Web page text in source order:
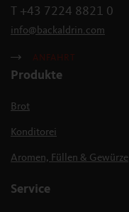
T +43 7224 8821 0
info@ backaldrin. com
ANFAHRT
Produkte
Brot
Konditorei
Aromen, Füllen & Gewürze
Service